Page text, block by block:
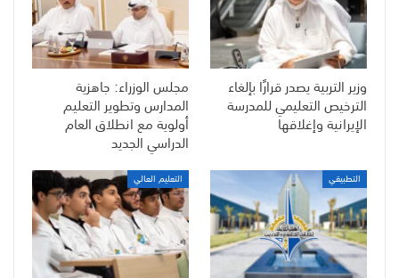
وزير التربية يصدر قرارًا بإلغاء
الترخيص التعليمي للمدرسة
الإيرانية وإغلاقها
مجلس الوزراء: جاهزية
المدارس وتطوير التعليم
أولوية مع انطلاق العام
الدراسي الجديد
التطبيقي التعليم العالي